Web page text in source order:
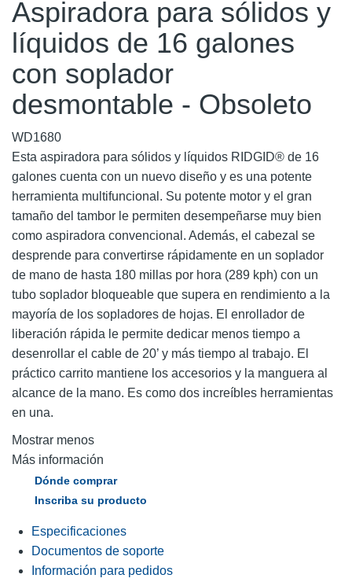
Aspiradora para sólidos y
líquidos de 16 galones
con soplador
desmontable - Obsoleto
WD1680
Esta aspiradora para sólidos y líquidos RIDGID® de 16
galones cuenta con un nuevo diseño y es una potente
herramienta multifuncional. Su potente motor y el gran
tamaño del tambor le permiten desempeñarse muy bien
como aspiradora convencional. Además, el cabezal se
desprende para convertirse rápidamente en un soplador
de mano de hasta 180 millas por hora (289 kph) con un
tubo soplador bloqueable que supera en rendimiento a la
mayoría de los sopladores de hojas. El enrollador de
liberación rápida le permite dedicar menos tiempo a
desenrollar el cable de 20’ y más tiempo al trabajo. El
práctico carrito mantiene los accesorios y la manguera al
alcance de la mano. Es como dos increíbles herramientas
en una.
Mostrar menos
Más información
Dónde comprar
Inscriba su producto
Especificaciones
Documentos de soporte
Información para pedidos